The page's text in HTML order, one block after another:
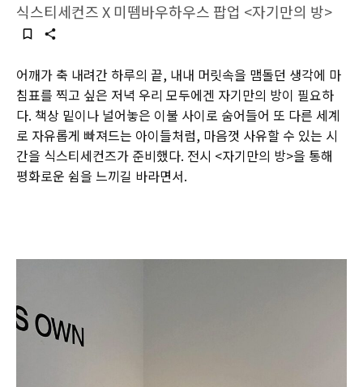
식스티세컨즈 X 미뗌바우하우스 팝업 <자기만의 방>
어깨가 축 내려간 하루의 끝, 내내 머릿속을 맴돌던 생각에 마
침표를 찍고 싶은 저녁 우리 모두에겐 자기만의 방이 필요하
다. 책상 밑이나 널어놓은 이불 사이로 숨어들어 또 다른 세계
로 자유롭게 빠져드는 아이들처럼, 마음껏 사유할 수 있는 시
간을 식스티세컨즈가 준비했다. 전시 <자기만의 방>을 통해
평화로운 쉼을 느끼길 바라면서.